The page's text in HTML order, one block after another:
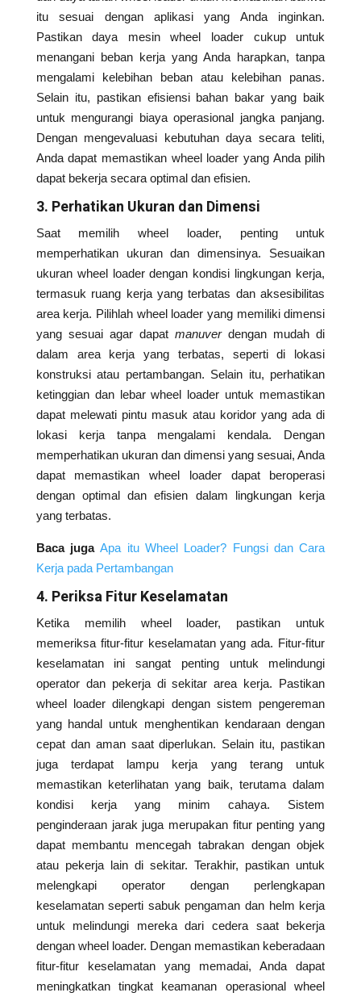
itu sesuai dengan aplikasi yang Anda inginkan.
Pastikan daya mesin wheel loader cukup untuk
menangani beban kerja yang Anda harapkan, tanpa
mengalami kelebihan beban atau kelebihan panas.
Selain itu, pastikan efisiensi bahan bakar yang baik
untuk mengurangi biaya operasional jangka panjang.
Dengan mengevaluasi kebutuhan daya secara teliti,
Anda dapat memastikan wheel loader yang Anda pilih
dapat bekerja secara optimal dan efisien.
3. Perhatikan Ukuran dan Dimensi
Saat memilih wheel loader, penting untuk
memperhatikan ukuran dan dimensinya. Sesuaikan
ukuran wheel loader dengan kondisi lingkungan kerja,
termasuk ruang kerja yang terbatas dan aksesibilitas
area kerja. Pilihlah wheel loader yang memiliki dimensi
yang sesuai agar dapatmanuverdengan mudah di
dalam area kerja yang terbatas, seperti di lokasi
konstruksi atau pertambangan. Selain itu, perhatikan
ketinggian dan lebar wheel loader untuk memastikan
dapat melewati pintu masuk atau koridor yang ada di
lokasi kerja tanpa mengalami kendala. Dengan
memperhatikan ukuran dan dimensi yang sesuai, Anda
dapat memastikan wheel loader dapat beroperasi
dengan optimal dan efisien dalam lingkungan kerja
yang terbatas.
Baca juga Apa itu Wheel Loader? Fungsi dan Cara
Kerja pada Pertambangan
4. Periksa Fitur Keselamatan
Ketika memilih wheel loader, pastikan untuk
memeriksa fitur-fitur keselamatan yang ada. Fitur-fitur
keselamatan ini sangat penting untuk melindungi
operator dan pekerja di sekitar area kerja. Pastikan
wheel loader dilengkapi dengan sistem pengereman
yang handal untuk menghentikan kendaraan dengan
cepat dan aman saat diperlukan. Selain itu, pastikan
juga terdapat lampu kerja yang terang untuk
memastikan keterlihatan yang baik, terutama dalam
kondisi kerja yang minim cahaya. Sistem
penginderaan jarak juga merupakan fitur penting yang
dapat membantu mencegah tabrakan dengan objek
atau pekerja lain di sekitar. Terakhir, pastikan untuk
melengkapi operator dengan perlengkapan
keselamatan seperti sabuk pengaman dan helm kerja
untuk melindungi mereka dari cedera saat bekerja
dengan wheel loader. Dengan memastikan keberadaan
fitur-fitur keselamatan yang memadai, Anda dapat
meningkatkan tingkat keamanan operasional wheel